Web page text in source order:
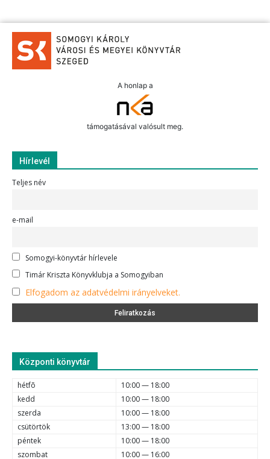
A honlap a
támogatásával valósult meg.
Hírlevél
Teljes név
e-mail
Somogyi-könyvtár hírlevele
Timár Kriszta Könyvklubja a Somogyiban
Elfogadom az adatvédelmi irányelveket.
Központi könyvtár
hétfõ
10:00 — 18:00
kedd
10:00 — 18:00
szerda
10:00 — 18:00
csütörtök
13:00 — 18:00
péntek
10:00 — 18:00
szombat
10:00 — 16:00